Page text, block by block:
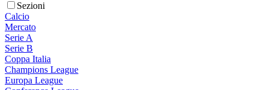
Sezioni
Calcio
Mercato
Serie A
Serie B
Coppa Italia
Champions League
Europa League